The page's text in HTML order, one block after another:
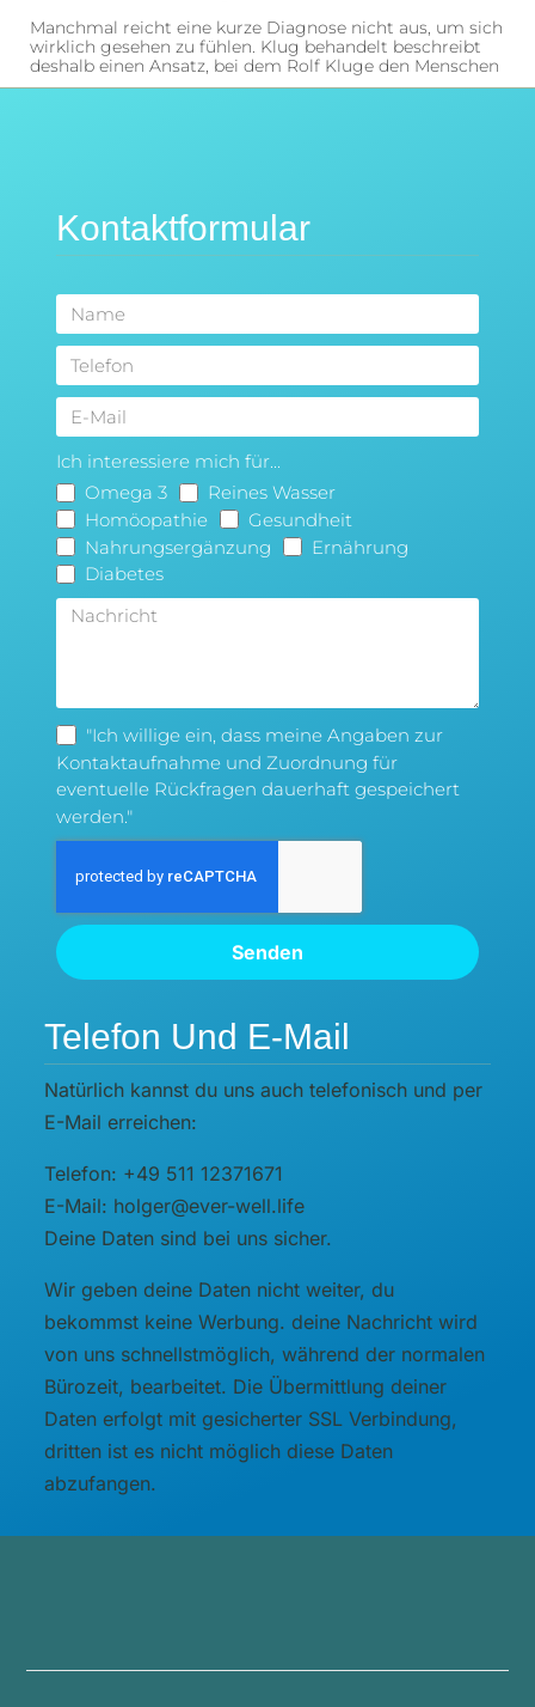
Manchmal reicht eine kurze Diagnose nicht aus, um sich
wirklich gesehen zu fühlen. Klug behandelt beschreibt
deshalb einen Ansatz, bei dem Rolf Kluge den Menschen
Kontaktformular
Ich interessiere mich für...
Omega 3
Reines Wasser
Homöopathie
Gesundheit
Nahrungsergänzung
Ernährung
Diabetes
"Ich willige ein, dass meine Angaben zur
Kontaktaufnahme und Zuordnung für
eventuelle Rückfragen dauerhaft gespeichert
werden."
Senden
Telefon Und E-Mail
Natürlich kannst du uns auch telefonisch und per
E-Mail erreichen:
Telefon: +49 511 12371671
E-Mail: holger@ever-well.life
Deine Daten sind bei uns sicher.
Wir geben deine Daten nicht weiter, du
bekommst keine Werbung. deine Nachricht wird
von uns schnellstmöglich, während der normalen
Bürozeit, bearbeitet. Die Übermittlung deiner
Daten erfolgt mit gesicherter SSL Verbindung,
dritten ist es nicht möglich diese Daten
abzufangen.